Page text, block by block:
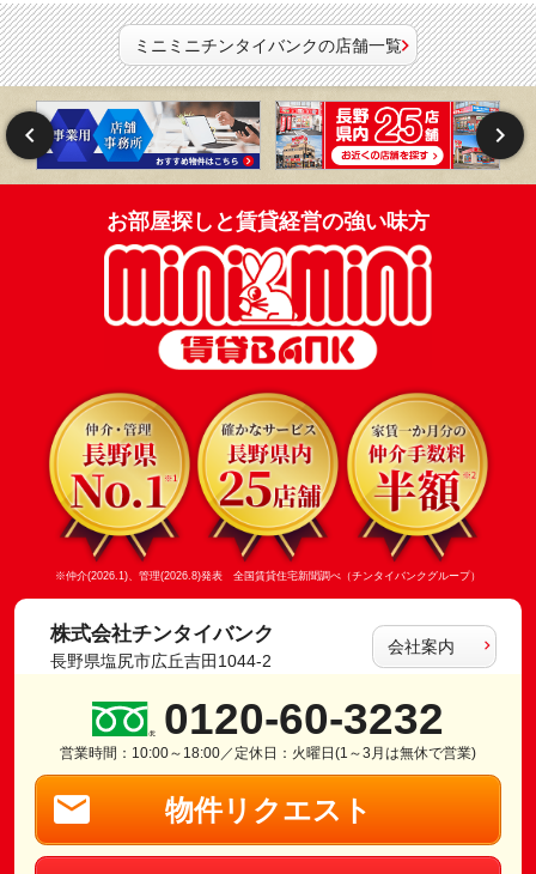
ミニミニチンタイバンクの店舗一覧
お部屋探しと賃貸経営の強い味方
※仲介(2026.1)、管理(2026.8)発表 全国賃貸住宅新聞調べ（チンタイバンクグループ）
株式会社チンタイバンク
長野県塩尻市広丘吉田1044-2
会社案内
0120-60-3232
営業時間：10:00～18:00／定休日：火曜日(1～3月は無休で営業)
物件リクエスト